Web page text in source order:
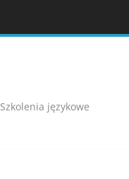
i
Szkolenia językowe